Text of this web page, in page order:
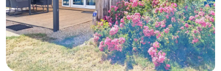
Strand
Overnachten
Appartementen
Bed